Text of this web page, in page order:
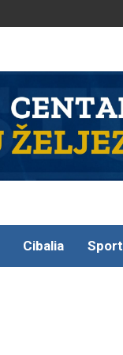
Cibalia Sport